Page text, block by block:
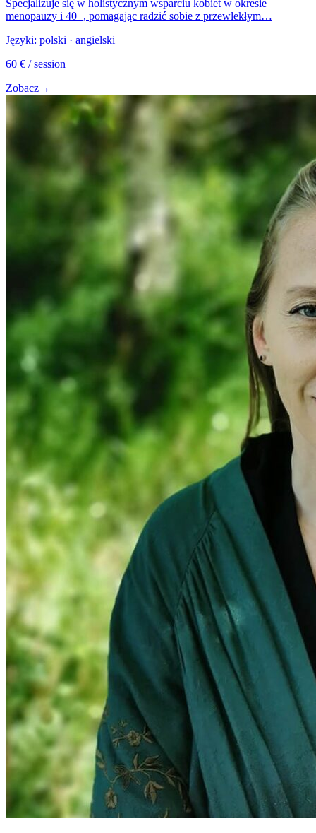
Specjalizuje się w holistycznym wsparciu kobiet w okresie
menopauzy i 40+, pomagając radzić sobie z przewlekłym…
Języki: polski · angielski
60 € / session
Zobacz→